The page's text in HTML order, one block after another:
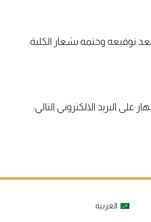
توقيعه وختمه بشعار الكلية:
على البريد الالكتروني التالي:
العربية